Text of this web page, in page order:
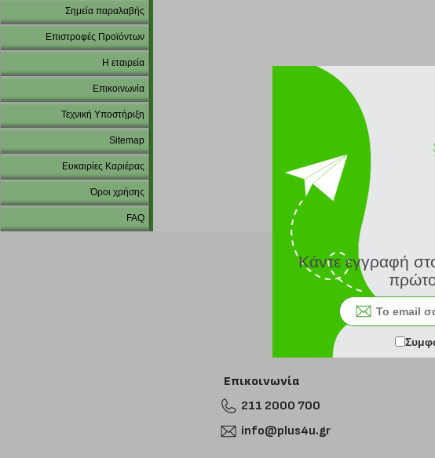
Σημεία παραλαβής
Επιστροφές Προϊόντων
Η εταιρεία
Επικοινωνία
Τεχνική Υποστήριξη
Sitemap
Ευκαιρίες Καριέρας
Όροι χρήσης
FAQ
Επικοινωνία
211 2000 700
info@plus4u.gr
Κάντε εγγραφή